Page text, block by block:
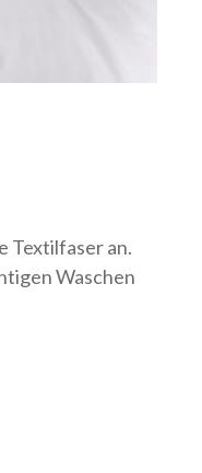
Textilfaser an.
Waschen